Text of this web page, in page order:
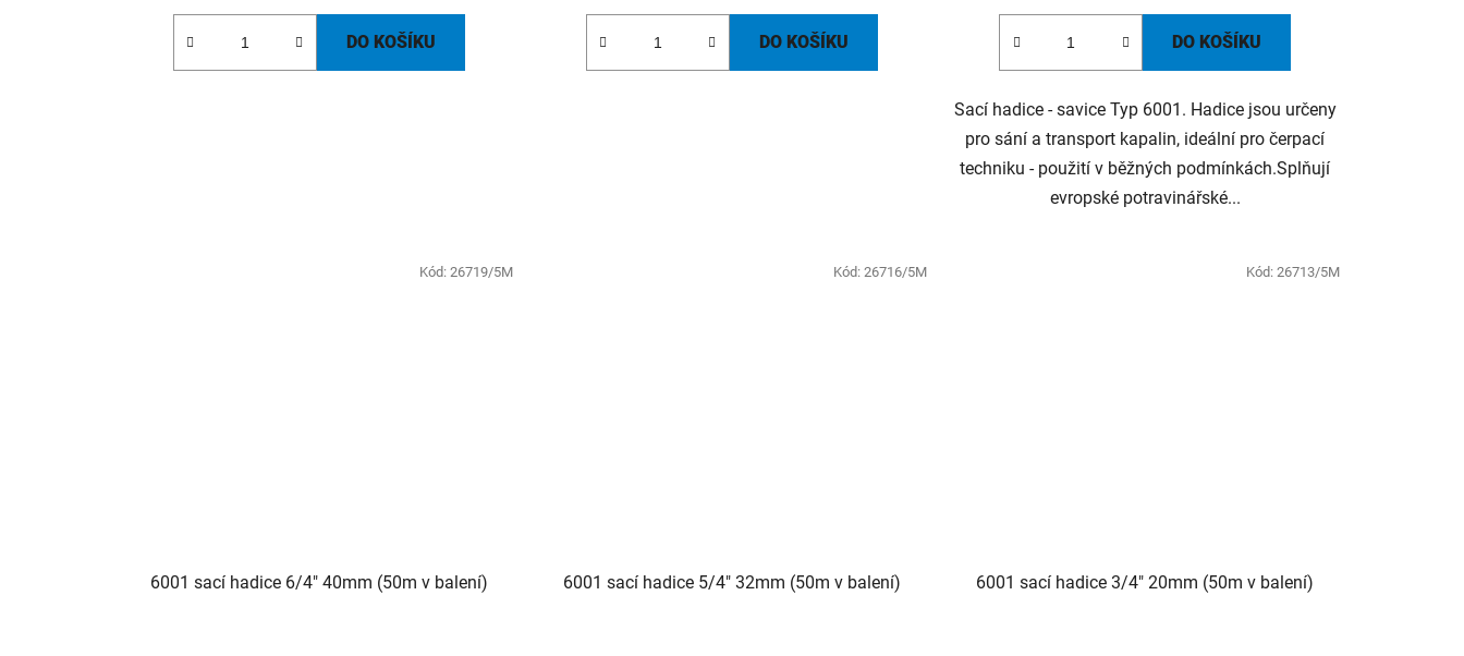
DO KOŠÍKU DO KOŠÍKU DO KOŠÍKU
Sací hadice - savice Typ 6001. Hadice jsou určeny
pro sání a transport kapalin, ideální pro čerpací
techniku - použití v běžných podmínkách.Splňují
evropské potravinářské...
6001 sací hadice 6/4" 40mm (50m v balení)
Kód:26719/5M
6001 sací hadice 5/4" 32mm (50m v balení)
Kód: 26716/5M
6001 sací hadice 3/4" 20mm (50m v balení)
Kód: 26713/5M